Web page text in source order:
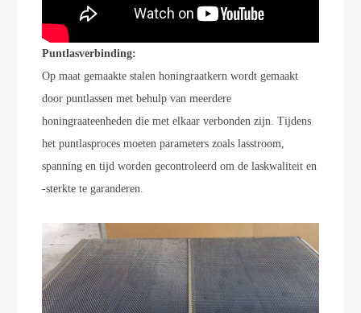
Puntlasverbinding:
Op maat gemaakte stalen honingraatkern wordt gemaakt
doorpuntlassen met behulp vanmeerdere
honingraateenheden die met elkaar verbonden zijn. Tijdens
het puntlasproces moeten parameters zoals lasstroom,
spanning en tijd worden gecontroleerd om de laskwaliteit en
-sterkte te garanderen.